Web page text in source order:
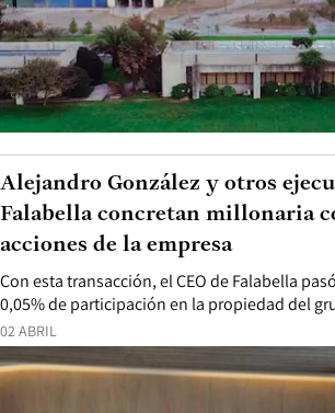
02 ABRIL
Con esta transacción, el CEO de Falabella
0,05% de participación en la propiedad del
Alejandro González y otros
Falabella concretan millonaria
acciones de la empresa